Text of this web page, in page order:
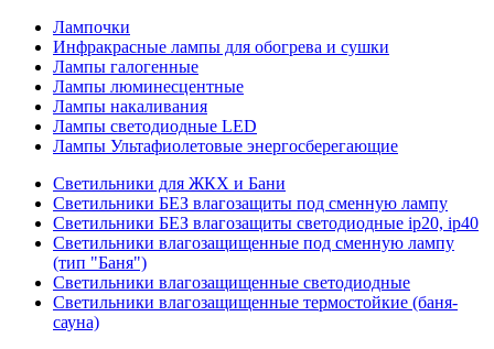
Лампочки
Инфракрасные лампы для обогрева и сушки
Лампы галогенные
Лампы люминесцентные
Лампы накаливания
Лампы светодиодные LED
Лампы Ультафиолетовые энергосберегающие
Светильники для ЖКХ и Бани
Светильники БЕЗ влагозащиты под сменную лампу
Светильники БЕЗ влагозащиты светодиодные ip20, ip40
Светильники влагозащищенные под сменную лампу
(тип "Баня")
Светильники влагозащищенные светодиодные
Светильники влагозащищенные термостойкие (баня-
сауна)